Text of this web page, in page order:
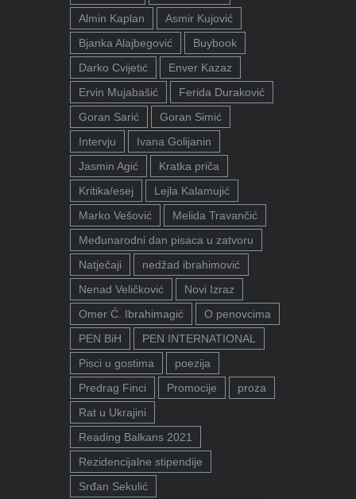
Almin Kaplan
Asmir Kujović
Bjanka Alajbegović
Buybook
Darko Cvijetić
Enver Kazaz
Ervin Mujabašić
Ferida Duraković
Goran Sarić
Goran Simić
Intervju
Ivana Golijanin
Jasmin Agić
Kratka priča
Kritika/esej
Lejla Kalamujić
Marko Vešović
Melida Travančić
Međunarodni dan pisaca u zatvoru
Natječaji
nedžad ibrahimović
Nenad Veličković
Novi Izraz
Omer Ć. Ibrahimagić
O penovcima
PEN BiH
PEN INTERNATIONAL
Pisci u gostima
poezija
Predrag Finci
Promocije
proza
Rat u Ukrajini
Reading Balkans 2021
Rezidencijalne stipendije
Srđan Sekulić